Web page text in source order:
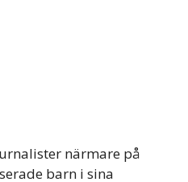
närmare på
barn i sina